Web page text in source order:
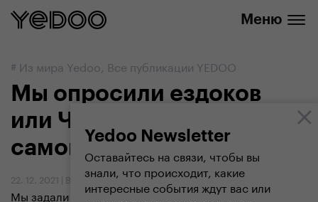
Меню
Yedoo Newsletter
Оставайтесь на связи, чтобы вы
знали, что происходит, какие
интересные события ждут вас или
# Из мира Yedoo, Все публикации YEDOO
Мы опросили ездоков
или Что рассказала
самокатная анкета
22. 12. 2021 | Вендула Кошикова
Мы задали несколько вопросов людям, которые